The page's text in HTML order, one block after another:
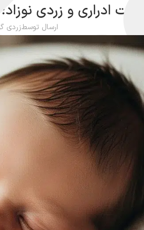
عفونت ادراری و زردی
ارسال توسطزردی